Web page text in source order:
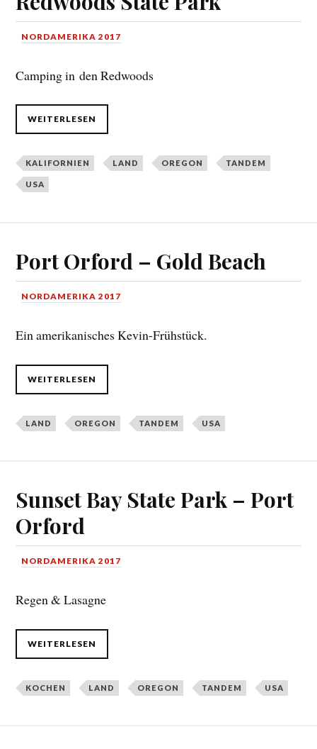
NORDAMERIKA 2017
Camping in den Redwoods
WEITERLESEN
KALIFORNIEN LAND OREGON TANDEM
USA
Port Orford – Gold Beach
NORDAMERIKA 2017
Ein amerikanisches Kevin-Frühstück.
WEITERLESEN
LAND OREGON TANDEM USA
Sunset Bay State Park – Port
Orford
NORDAMERIKA 2017
Regen & Lasagne
WEITERLESEN
KOCHEN LAND OREGON TANDEM USA